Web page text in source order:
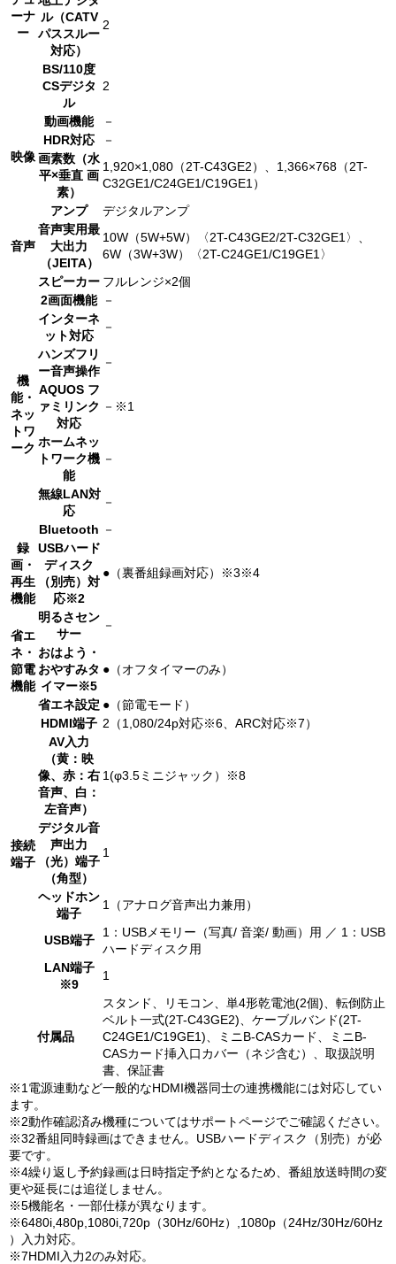
ーナ
ー
ル（CATV
パススルー
対応）
2
BS/110度
CSデジタ
ル
2
映像
動画機能
－
HDR対応
－
画素数（水
平×垂直 画
素）
1,920×1,080（2T-C43GE2）、1,366×768（2T-
C32GE1/C24GE1/C19GE1）
音声
アンプ
デジタルアンプ
音声実用最
大出力
（JEITA）
10W（5W+5W）〈2T-C43GE2/2T-C32GE1〉、
6W（3W+3W）〈2T-C24GE1/C19GE1〉
スピーカー フルレンジ×2個
機
能・
ネッ
トワ
ーク
2画面機能
－
インターネ
ット対応
－
ハンズフリ
ー音声操作
－
AQUOS フ
ァミリンク
対応
－※1
ホームネッ
トワーク機
能
－
無線LAN対
応
－
Bluetooth －
録
画・
再生
機能
USBハード
ディスク
（別売）対
応※2
●（裏番組録画対応）※3※4
省エ
ネ・
節電
機能
明るさセン
サー
－
おはよう・
おやすみタ
イマー※5
●（オフタイマーのみ）
省エネ設定 ●（節電モード）
接続
端子
HDMI端子 2（1,080/24p対応※6、ARC対応※7）
AV入力
（黄：映
像、赤：右
音声、白：
左音声）
1(φ3.5ミニジャック）※8
デジタル音
声出力
（光）端子
（角型）
1
ヘッドホン
端子
1（アナログ音声出力兼用）
USB端子
1：USBメモリー（写真/ 音楽/ 動画）用 ／ 1：USB
ハードディスク用
LAN端子
※9
1
付属品
スタンド、リモコン、単4形乾電池(2個)、転倒防止
ベルト一式(2T-C43GE2)、ケーブルバンド(2T-
C24GE1/C19GE1)、ミニB-CASカード、ミニB-
CASカード挿入口カバー（ネジ含む）、取扱説明
書、保証書
※1電源連動など一般的なHDMI機器同士の連携機能には対応してい
ます。
※2動作確認済み機種についてはサポートページでご確認ください。
※32番組同時録画はできません。USBハードディスク（別売）が必
要です。
※4繰り返し予約録画は日時指定予約となるため、番組放送時間の変
更や延長には追従しません。
※5機能名・一部仕様が異なります。
※6480i,480p,1080i,720p（30Hz/60Hz）,1080p（24Hz/30Hz/60Hz
）入力対応。
※7HDMI入力2のみ対応。